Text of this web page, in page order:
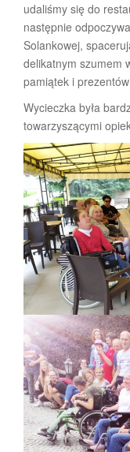
udaliśmy się do
następnie
Solankowej,
delikatnym szumem
pamiątek i
Wycieczka była
towarzyszącymi